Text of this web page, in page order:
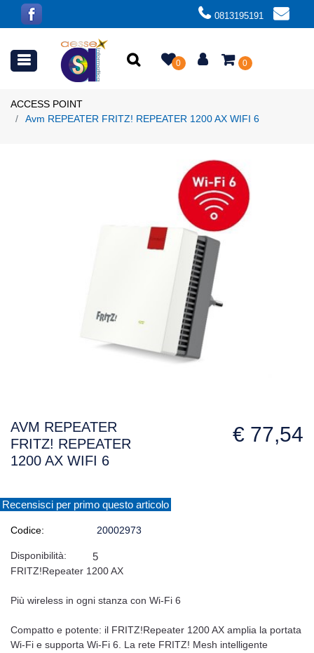
0813195191
Open menu 0 0
ACCESS POINT
Avm REPEATER FRITZ! REPEATER 1200 AX WIFI 6
AVM REPEATER
FRITZ! REPEATER
1200 AX WIFI 6
€ 77,54
Recensisci per primo questo articolo
Codice: 20002973
Disponibilità: 5
FRITZ!Repeater 1200 AX
Più wireless in ogni stanza con Wi-Fi 6
Compatto e potente: il FRITZ!Repeater 1200 AX amplia la portata
Wi-Fi e supporta Wi-Fi 6. La rete FRITZ! Mesh intelligente